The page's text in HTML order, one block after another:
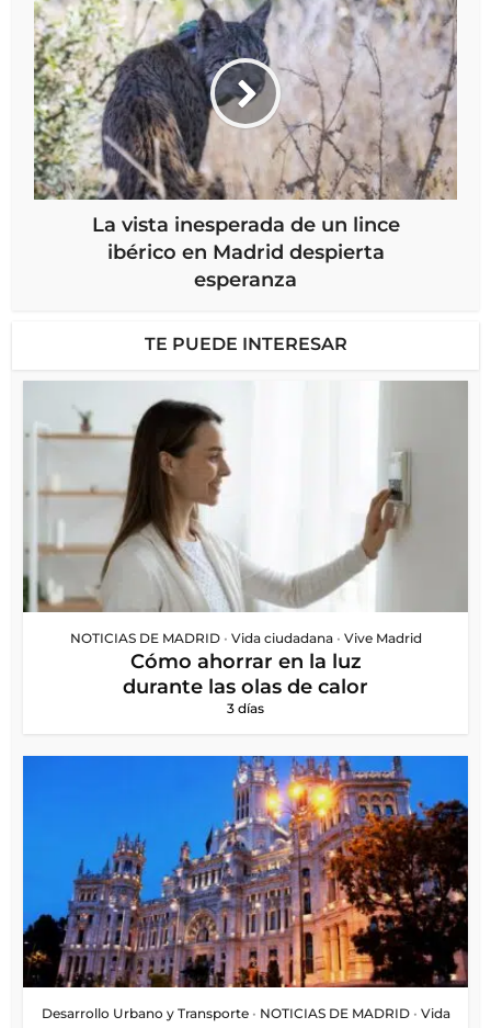
La vista inesperada de un lince
ibérico en Madrid despierta
esperanza
TE PUEDE INTERESAR
NOTICIAS DE MADRID • Vida ciudadana • Vive Madrid
Cómo ahorrar en la luz
durante las olas de calor
3 días
Desarrollo Urbano y Transporte • NOTICIAS DE MADRID • Vida